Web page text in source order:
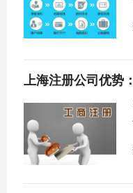
上海注册公司优势